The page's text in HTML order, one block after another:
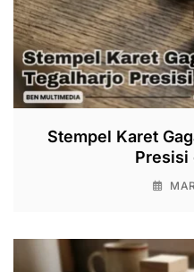
Stempel Karet
Presisi